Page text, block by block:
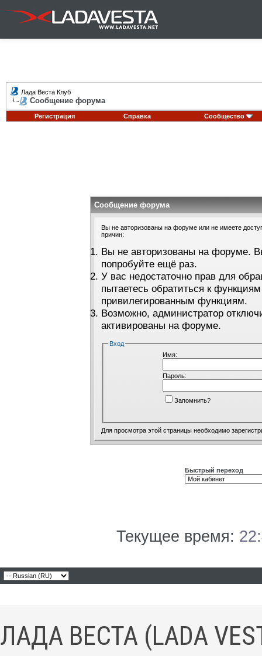
Лада Веста Клуб
Сообщение форума
Регистрация Справка Сообщество
Сообщение форума
Вы не авторизованы на форуме или не имеете
причин:
Вы не авторизованы на форуме.
попробуйте ещё раз.
У вас недостаточно прав для
пытаетесь обратиться к
привилегированным функциям.
Возможно, администратор
активированы на форуме.
Вход
Имя:
Пароль:
Запомнить?
Для просмотра этой страницы необходимо
Быстрый переход
Текущее время:
ЛАДА ВЕСТА (LADA